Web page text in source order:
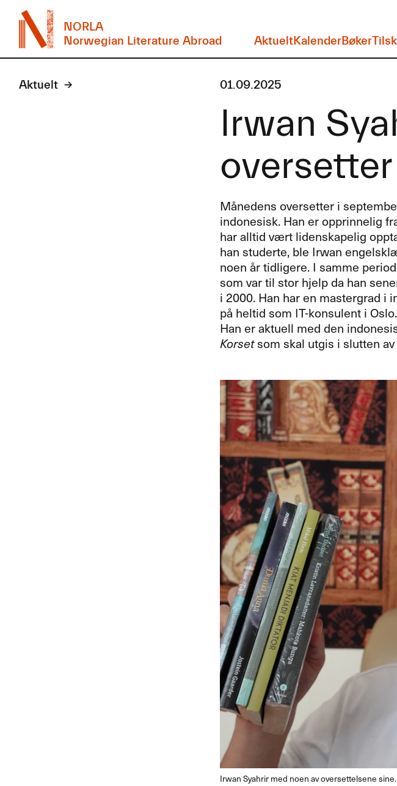
NORLA
Norwegian Literature Abroad
AktueltKalenderBøker
Aktuelt 01.09.2025
Irwan
oversetter
Månedens oversetter i
indonesisk. Han er opprinnelig
har alltid vært lidenskapelig
han studerte, ble Irwan
noen år tidligere. I samme
som var til stor hjelp da han
i 2000. Han har en mastergrad i
på heltid som IT-konsulent i
Han er aktuell med den
Korsetsom skal utgis i slutten
Irwan Syahrir med noen av oversettelsene